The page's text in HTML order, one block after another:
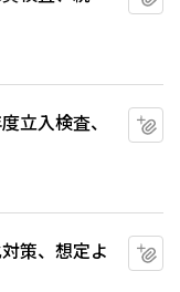
立入検査、
策、想定よ